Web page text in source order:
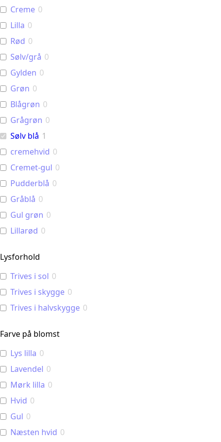
Creme 0
Lilla 0
Rød 0
Sølv/grå 0
Gylden 0
Grøn 0
Blågrøn 0
Grågrøn 0
Sølv blå 1
cremehvid 0
Cremet-gul 0
Pudderblå 0
Gråblå 0
Gul grøn 0
Lillarød 0
Lysforhold
Trives i sol 0
Trives i skygge 0
Trives i halvskygge 0
Farve på blomst
Lys lilla 0
Lavendel 0
Mørk lilla 0
Hvid 0
Gul 0
Næsten hvid 0